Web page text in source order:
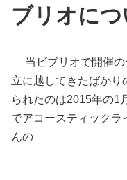
ブリオにつ
当ビブリオで開催の
立に越してきたばか
られたのは2015年の
でアコースティックラ
んの